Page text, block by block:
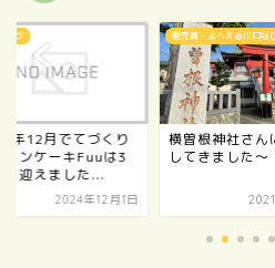
ログ
年12月でてづくり
ォンケーキFuuは3
を迎えました...
2024年12月1日
販売員・よへえ＠川口な
横曽根神社さん
してきました～